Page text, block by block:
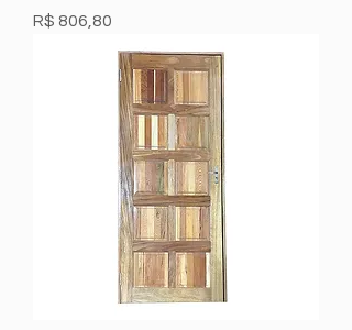
Preço
R$ 806,80